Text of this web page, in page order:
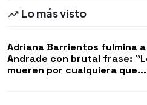
Lo más visto
Adriana Barrientos fulmina a
Andrade con brutal frase:
mueren por cualquiera